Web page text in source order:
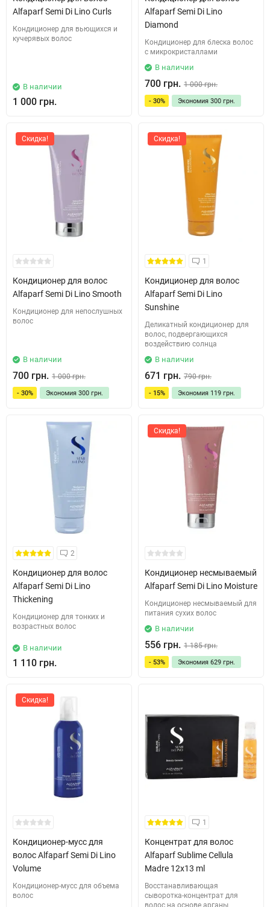
Alfaparf Semi Di Lino Curls
Кондиционер для вьющихся и
кучерявых волос
В наличии
1 000 грн.
Alfaparf Semi Di Lino
Diamond
Кондиционер для блеска волос
с микрокристаллами
В наличии
700 грн. 1 000 грн.
- 30% Экономия 300 грн.
Скидка!
Кондиционер для волос
Alfaparf Semi Di Lino Smooth
Кондиционер для непослушных
волос
В наличии
700 грн. 1 000 грн.
- 30% Экономия 300 грн.
Скидка!
1
Кондиционер для волос
Alfaparf Semi Di Lino
Sunshine
Деликатный кондиционер для
волос, подвергающихся
воздействию солнца
В наличии
671 грн. 790 грн.
- 15% Экономия 119 грн.
2
Кондиционер для волос
Alfaparf Semi Di Lino
Thickening
Кондиционер для тонких и
возрастных волос
В наличии
1 110 грн.
Скидка!
Кондиционер несмываемый
Alfaparf Semi Di Lino Moisture
Кондиционер несмываемый для
питания сухих волос
В наличии
556 грн. 1 185 грн.
- 53% Экономия 629 грн.
Скидка!
Кондиционер-мусс для
волос Alfaparf Semi Di Lino
Volume
Кондиционер-мусс для объема
волос
1
Концентрат для волос
Alfaparf Sublime Cellula
Madre 12x13 ml
Восстанавливающая
сыворотка-концентрат для
волос на основе арганы